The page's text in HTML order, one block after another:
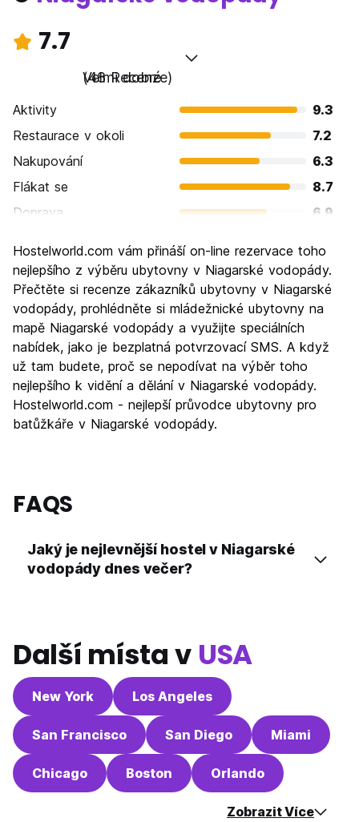
7.7
Velmi dobré
(48 Recenze)
Aktivity
9.3
Restaurace v okoli
7.2
Nakupování
6.3
Flákat se
8.7
Doprava
6.9
Kultura
7.4
Noční život
6.0
Hodnota za peníze
8.2
Hostelworld.com vám přináší on-line rezervace toho
nejlepšího z výběru ubytovny v Niagarské vodopády.
Přečtěte si recenze zákazníků ubytovny v Niagarské
vodopády, prohlédněte si mládežnické ubytovny na
mapě Niagarské vodopády a využijte speciálních
nabídek, jako je bezplatná potvrzovací SMS. A když
už tam budete, proč se nepodívat na výběr toho
nejlepšího k vidění a dělání v Niagarské vodopády.
Hostelworld.com - nejlepší průvodce ubytovny pro
batůžkáře v Niagarské vodopády.
FAQS
Jaký je nejlevnější hostel v Niagarské
vodopády dnes večer?
Další místa v USA
New York Los Angeles
San Francisco San Diego Miami
Chicago Boston Orlando
Zobrazit Více